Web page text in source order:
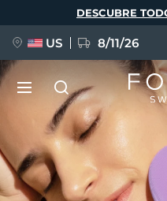
DESCUBRE
US 8/11/26
NUEVO
BREAKING NEWS
Idioma